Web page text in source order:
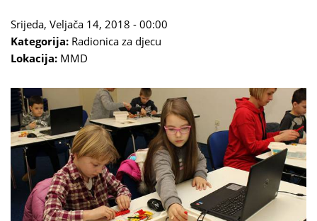
Srijeda, Veljača 14, 2018 - 00:00
Kategorija: Radionica za djecu
Lokacija: MMD